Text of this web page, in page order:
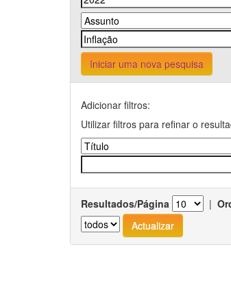
Iniciar uma nova pesquisa
Adicionar filtros:
Utilizar filtros para refinar o
Resultados/Página |